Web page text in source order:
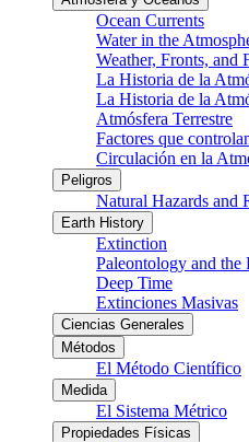
Ocean Currents
Water in the
Weather, Fronts, and
La Historia de la
La Historia de la
Atmósfera Terrestre
Factores que
Circulación en la
Peligros
Natural Hazards and
Earth History
Extinction
Paleontology and the
Deep Time
Extinciones Masivas
Ciencias Generales
Métodos
El Método Científico
Medida
El Sistema Métrico
Propiedades Físicas